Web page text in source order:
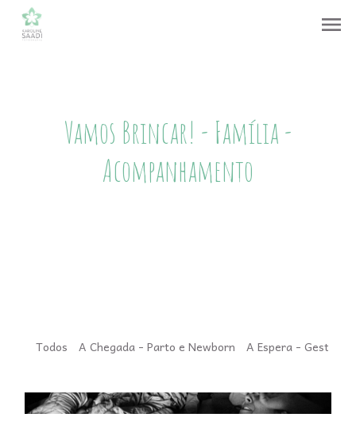
menu
Vamos Brincar! - Família -
Acompanhamento
Todos A Chegada - Parto e Newborn A Espera - Gestação